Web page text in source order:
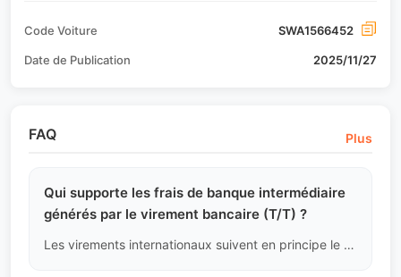
Code Voiture SWA1566452
Date de Publication 2025/11/27
FAQ Plus
Qui supporte les frais de banque intermédiaire
générés par le virement bancaire (T/T) ?
Les virements internationaux suivent en principe le principe de "partage des frais (SHA)" ou "frais à la charge de l'expéditeur (OUR)". Pour garantir que nous recevons le montant total pour libérer le connaissement, nous demandons à tous les acheteurs de choisir le mode "OUR" lors du virement, en prenant en charge tous les frais de banque intermédiaire.